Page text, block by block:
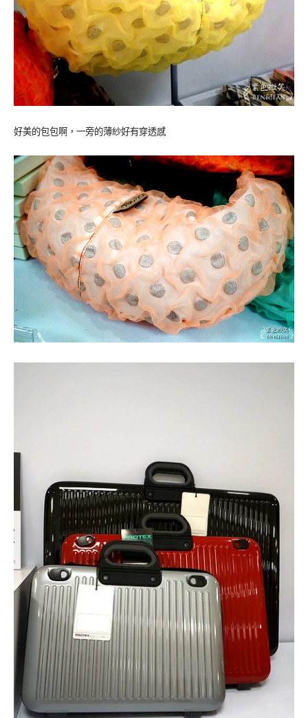
好美的包包啊，一旁的薄紗好有穿透感